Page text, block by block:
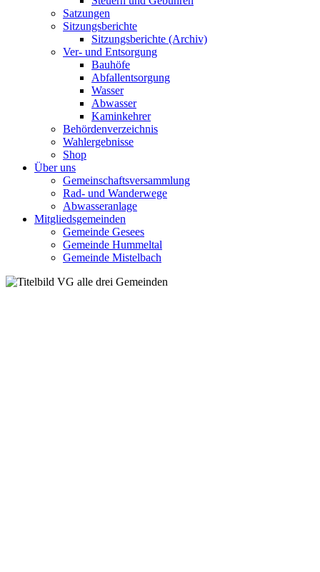
Satzungen
Sitzungsberichte
Sitzungsberichte (Archiv)
Ver- und Entsorgung
Bauhöfe
Abfallentsorgung
Wasser
Abwasser
Kaminkehrer
Behördenverzeichnis
Wahlergebnisse
Shop
Über uns
Gemeinschaftsversammlung
Rad- und Wanderwege
Abwasseranlage
Mitgliedsgemeinden
Gemeinde Gesees
Gemeinde Hummeltal
Gemeinde Mistelbach